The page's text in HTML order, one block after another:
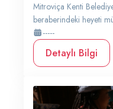
Mitroviça Kenti
beraberindeki heyeti
-----
Detaylı Bilgi